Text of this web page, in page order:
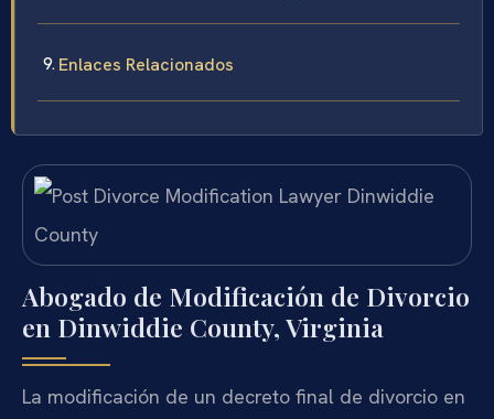
Enlaces Relacionados
Abogado de Modificación de Divorcio
en Dinwiddie County, Virginia
La modificación de un decreto final de divorcio en